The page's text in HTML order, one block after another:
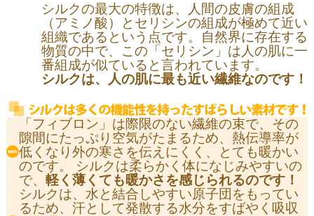
シルクの最大の特徴は、人間の皮膚の組成
（アミノ酸）とセリシンの組成が極めて近い
組織であるという点です。自然界に存在する
物質の中で、この「セリシン」は人の肌に一
番組成が似ていると言われています。
シルクは、人の肌に最も近い繊維なのです！
「フィブロン」は際限のない繊維の束で、その
隙間にたっぷり空気がたまるため、熱伝導率が
低くなり外の寒さを伝えにくく、とても暖かい
のです。 シルクは柔らかく体になじみやすいの
で、 軽く薄くても暖かさを感じられるのです！
シルクは、水と結合しやすい原子団をもってい
るため、汗として発散する水分をすばやく吸収